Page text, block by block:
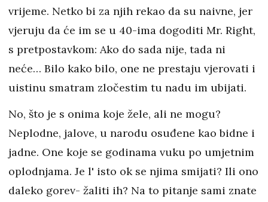
vrijeme. Netko bi za njih rekao da su naivne, jer
vjeruju da će im se u 40-ima dogoditi Mr. Right,
s pretpostavkom: Ako do sada nije, tada ni
neće… Bilo kako bilo, one ne prestaju vjerovati i
uistinu smatram zločestim tu nadu im ubijati.
No, što je s onima koje žele, ali ne mogu?
Neplodne, jalove, u narodu osuđene kao bidne i
jadne. One koje se godinama vuku po umjetnim
oplodnjama. Je l' isto ok se njima smijati? Ili ono
daleko gorev- žaliti ih? Na to pitanje sami znate